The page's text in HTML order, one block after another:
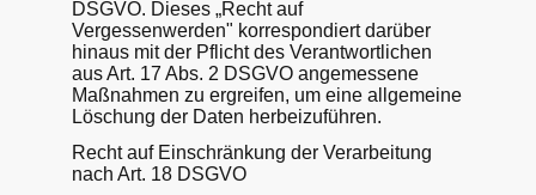
DSGVO. Dieses „Recht auf
Vergessenwerden" korrespondiert darüber
hinaus mit der Pflicht des Verantwortlichen
aus Art. 17 Abs. 2 DSGVO angemessene
Maßnahmen zu ergreifen, um eine allgemeine
Löschung der Daten herbeizuführen.
Recht auf Einschränkung der Verarbeitung
nach Art. 18 DSGVO